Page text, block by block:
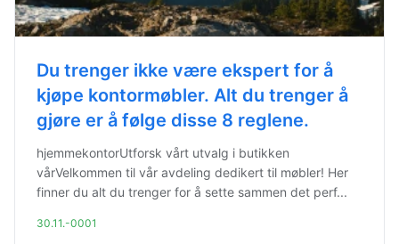
Du trenger ikke være ekspert for å
kjøpe kontormøbler. Alt du trenger å
gjøre er å følge disse 8 reglene.
hjemmekontorUtforsk vårt utvalg i butikken
vårVelkommen til vår avdeling dedikert til møbler! Her
finner du alt du trenger for å sette sammen det perf...
30.11.-0001